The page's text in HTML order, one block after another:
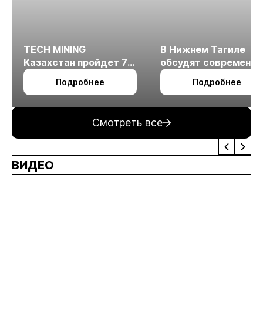
TECH MINING
Казахстан пройдет 7
октября в Алматы
Подробнее
В Нижнем Тагиле
обсудят
технологии
измельчения
Подробнее
Смотреть все
ВИДЕО